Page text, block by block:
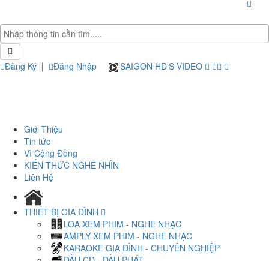
Đăng Ký | Đăng Nhập SAIGON HD'S VIDEO
Giới Thiệu
Tin tức
Vì Cộng Đồng
KIẾN THỨC NGHE NHÌN
Liên Hệ
THIẾT BỊ GIA ĐÌNH
LOA XEM PHIM - NGHE NHẠC
AMPLY XEM PHIM - NGHE NHẠC
KARAOKE GIA ĐÌNH - CHUYÊN NGHIỆP